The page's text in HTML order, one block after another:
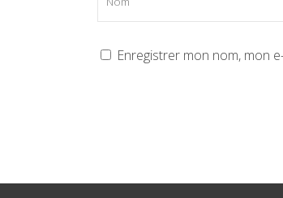
Enregistrer mon nom, mon